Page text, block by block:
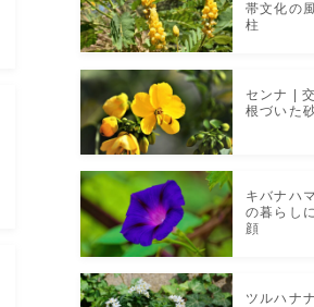
帯文化の
柱
センナ |
根づいた
キバナハ
の暮らし
顔
ツルハナ